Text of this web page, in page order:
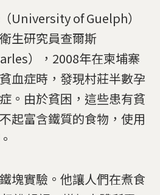
University of Guelph）
生研究員查爾斯
），2008年在柬埔寨
血症時，發現村莊半數孕
。由於貧困，這些患有貧
起富含鐵質的食物，使用
塊實驗。他讓人們在煮食